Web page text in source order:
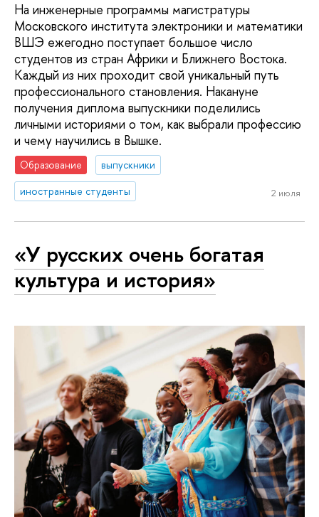
На инженерные программы магистратуры
Московского института электроники и математики
ВШЭ ежегодно поступает большое число
студентов из стран Африки и Ближнего Востока.
Каждый из них проходит свой уникальный путь
профессионального становления. Накануне
получения диплома выпускники поделились
личными историями о том, как выбрали профессию
и чему научились в Вышке.
Образование
выпускники
иностранные студенты
2 июля
«У русских очень богатая
культура и история»